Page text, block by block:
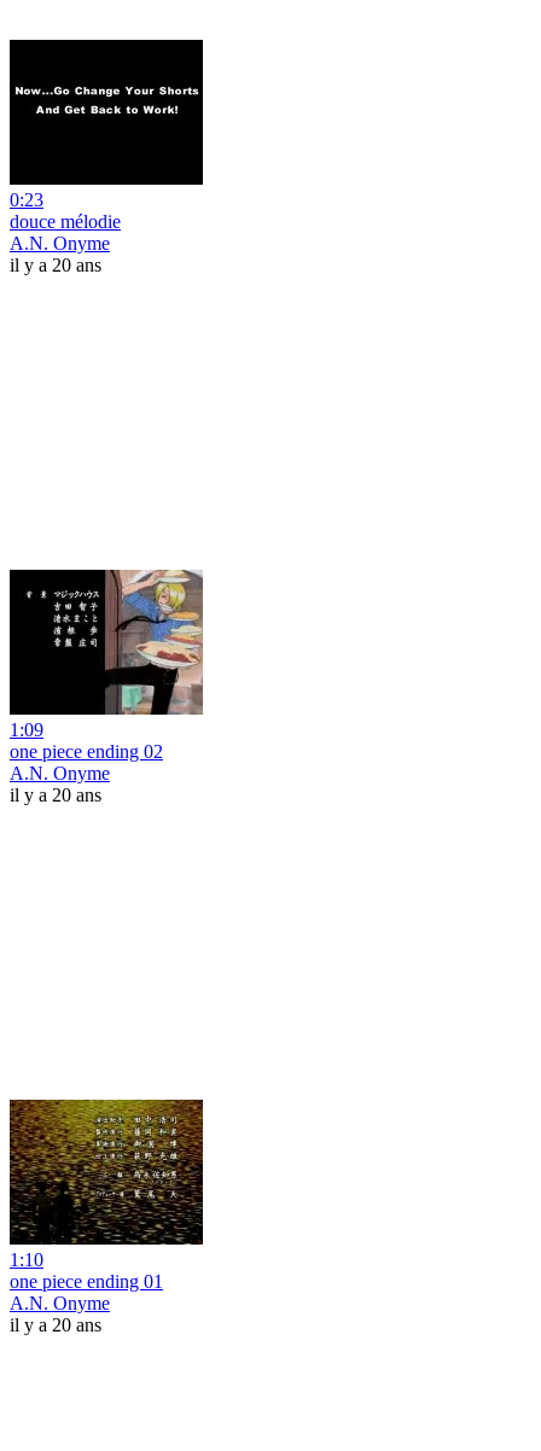
0:23
douce mélodie
A.N. Onyme
il y a 20 ans
1:09
one piece ending 02
A.N. Onyme
il y a 20 ans
1:10
one piece ending 01
A.N. Onyme
il y a 20 ans